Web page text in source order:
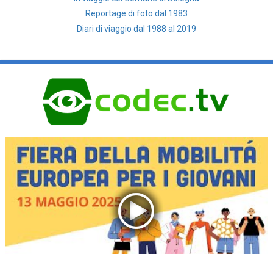
Reportage di foto dal 1983
Diari di viaggio dal 1988 al 2019